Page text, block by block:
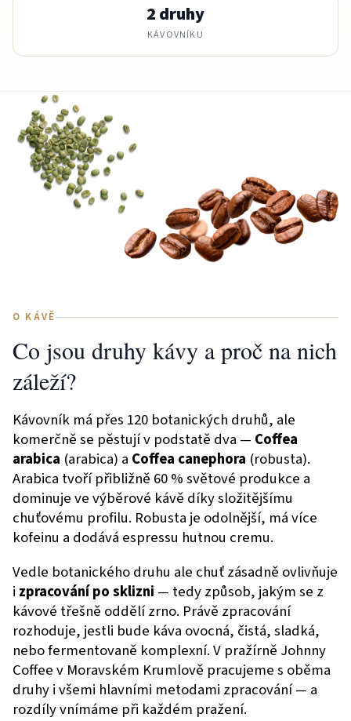
2 druhy
KÁVOVNÍKU
O KÁVĚ
Co jsou druhy kávy a proč na nich
záleží?
Kávovník má přes 120 botanických druhů, ale
komerčně se pěstují v podstatě dva — Coffea
arabica (arabica) a Coffea canephora (robusta).
Arabica tvoří přibližně 60 % světové produkce a
dominuje ve výběrové kávě díky složitějšímu
chuťovému profilu. Robusta je odolnější, má více
kofeinu a dodává espressu hutnou cremu.
Vedle botanického druhu ale chuť zásadně ovlivňuje
i zpracování po sklizni — tedy způsob, jakým se z
kávové třešně oddělí zrno. Právě zpracování
rozhoduje, jestli bude káva ovocná, čistá, sladká,
nebo fermentovaně komplexní. V pražírně Johnny
Coffee v Moravském Krumlově pracujeme s oběma
druhy i všemi hlavními metodami zpracování — a
rozdíly vnímáme při každém pražení.